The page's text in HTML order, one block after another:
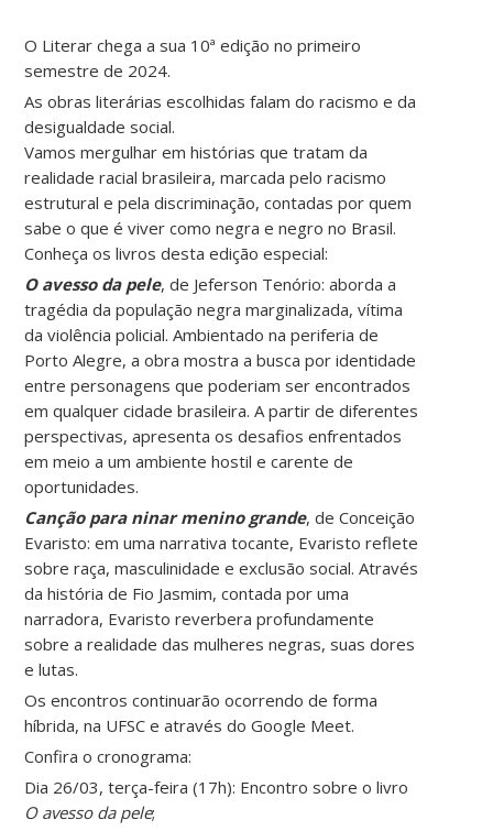
O Literar chega a sua 10ª edição no primeiro
semestre de 2024.
As obras literárias escolhidas falam do racismo e da
desigualdade social.
Vamos mergulhar em histórias que tratam da
realidade racial brasileira, marcada pelo racismo
estrutural e pela discriminação, contadas por quem
sabe o que é viver como negra e negro no Brasil.
Conheça os livros desta edição especial:
O avesso da pele, de Jeferson Tenório: aborda a
tragédia da população negra marginalizada, vítima
da violência policial. Ambientado na periferia de
Porto Alegre, a obra mostra a busca por identidade
entre personagens que poderiam ser encontrados
em qualquer cidade brasileira. A partir de diferentes
perspectivas, apresenta os desafios enfrentados
em meio a um ambiente hostil e carente de
oportunidades.
Canção para ninar menino grande, de Conceição
Evaristo: em uma narrativa tocante, Evaristo reflete
sobre raça, masculinidade e exclusão social. Através
da história de Fio Jasmim, contada por uma
narradora, Evaristo reverbera profundamente
sobre a realidade das mulheres negras, suas dores
e lutas.
Os encontros continuarão ocorrendo de forma
híbrida, na UFSC e através do Google Meet.
Confira o cronograma:
Dia 26/03, terça-feira (17h): Encontro sobre o livro
O avesso da pele;